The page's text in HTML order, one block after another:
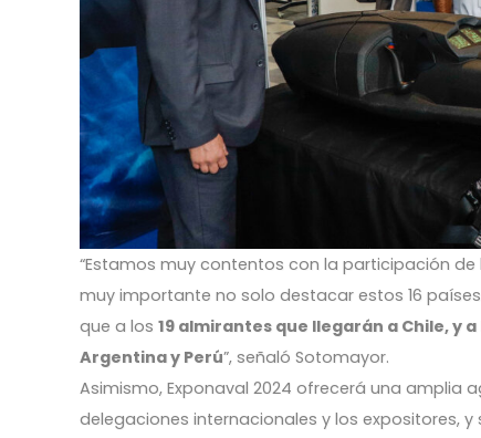
“Estamos muy contentos con la participación
muy importante no solo destacar estos 16
que a los 19 almirantes que llegarán a Chile, y
Argentina y Perú”, señaló Sotomayor.
Asimismo, Exponaval 2024 ofrecerá una amplia
delegaciones internacionales y los expositores,